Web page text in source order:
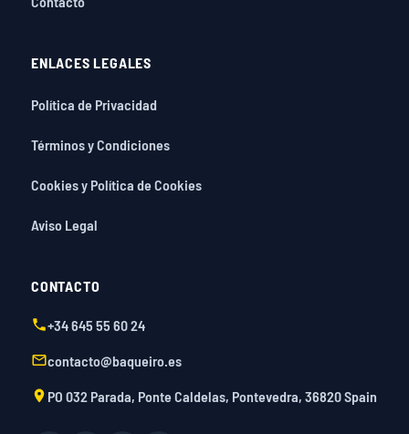
ENLACES LEGALES
Política de Privacidad
Términos y Condiciones
Cookies y Política de Cookies
Aviso Legal
CONTACTO
+34 645 55 60 24
contacto@baqueiro.es
PO 032 Parada, Ponte Caldelas, Pontevedra, 36820 Spain